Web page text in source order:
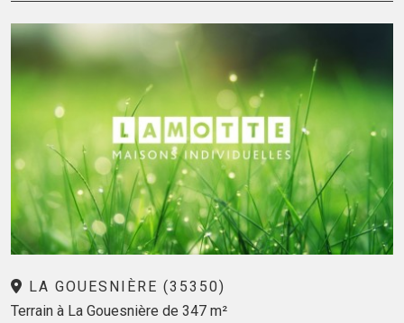
LA GOUESNIÈRE (35350)
Terrain à La Gouesnière de 347 m²